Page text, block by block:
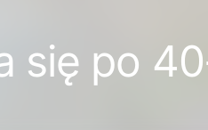
się po